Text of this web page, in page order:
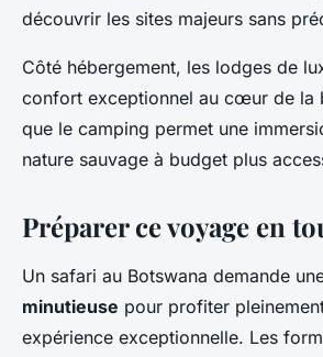
découvrir les sites majeurs sans
Côté hébergement, les lodges de
confort exceptionnel au cœur de la
que le camping permet une
nature sauvage à budget plus
Préparer ce voyage en
Un safari au Botswana demande
minutieuse pour profiter
expérience exceptionnelle. Les